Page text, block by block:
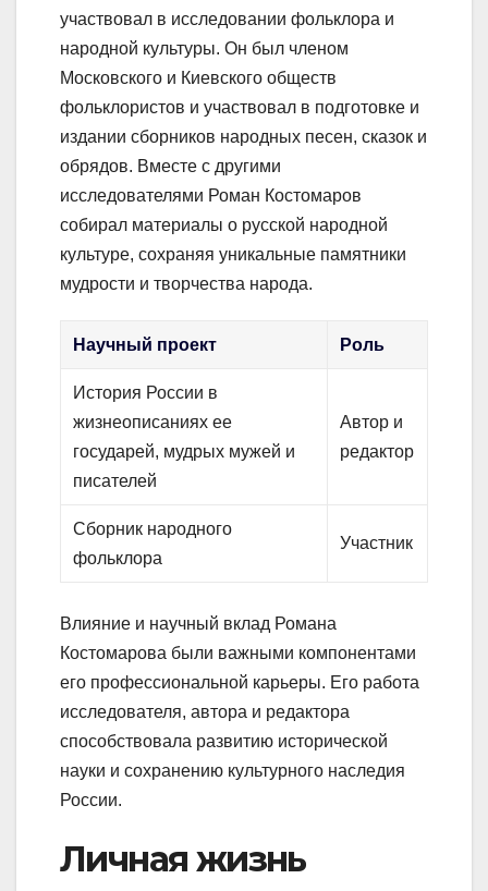
участвовал в исследовании фольклора и
народной культуры. Он был членом
Московского и Киевского обществ
фольклористов и участвовал в подготовке и
издании сборников народных песен, сказок и
обрядов. Вместе с другими
исследователями Роман Костомаров
собирал материалы о русской народной
культуре, сохраняя уникальные памятники
мудрости и творчества народа.
Научный проект Роль
История России в
жизнеописаниях ее
государей, мудрых мужей и
писателей
Автор и
редактор
Сборник народного
фольклора
Участник
Влияние и научный вклад Романа
Костомарова были важными компонентами
его профессиональной карьеры. Его работа
исследователя, автора и редактора
способствовала развитию исторической
науки и сохранению культурного наследия
России.
Личная жизнь